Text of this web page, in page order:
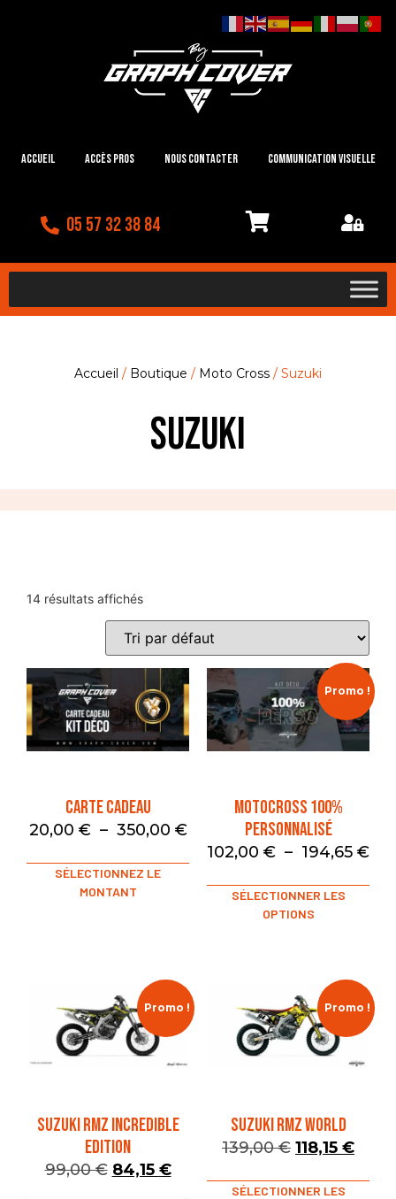
Accueil Accès Pros Nous contacter Communication visuelle
05 57 32 38 84
Accueil / Boutique / Moto Cross / Suzuki
Suzuki
14 résultats affichés
Carte Cadeau
20,00 € – 350,00 €
SÉLECTIONNEZ LE
MONTANT
Promo !
Motocross 100%
Personnalisé
102,00 € – 194,65 €
SÉLECTIONNER LES
OPTIONS
Promo !
SUZUKI RMZ INCREDIBLE
EDITION
99,00€ 84,15 €
Promo !
SUZUKI RMZ WORLD
139,00€ 118,15 €
SÉLECTIONNER LES